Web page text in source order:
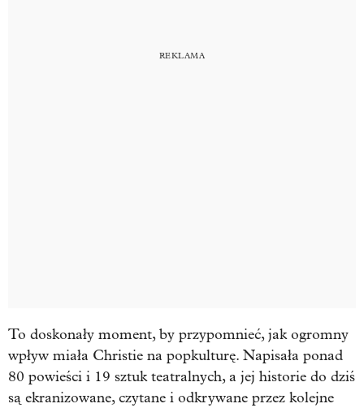
To doskonały moment, by przypomnieć, jak ogromny
wpływ miała Christie na popkulturę. Napisała ponad
80 powieści i 19 sztuk teatralnych, a jej historie do dziś
są ekranizowane, czytane i odkrywane przez kolejne